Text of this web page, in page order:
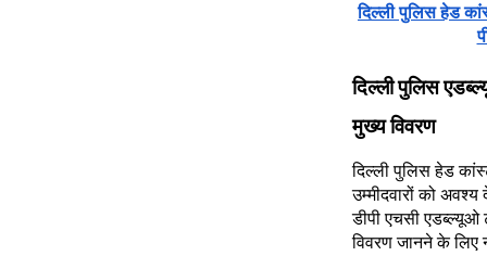
दिल्ली पुलिस हेड
दिल्ली पुलिस
मुख्य विवरण
दिल्ली पुलिस हेड
उम्मीदवारों को अवश्य
डीपी एचसी एडब्ल्यूओ
विवरण जानने के लिए